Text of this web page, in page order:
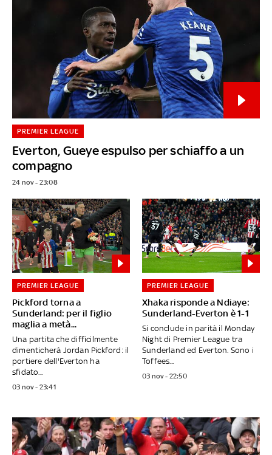
Everton, Gueye espulso per schiaffo a un
compagno
PREMIER LEAGUE
24 nov - 23:08
Pickford torna a
Sunderland: per il figlio
maglia a metà...
PREMIER LEAGUE
Una partita che difficilmente
dimenticherà Jordan Pickford: il
portiere dell'Everton ha
sfidato...
03 nov - 23:41
Xhaka risponde a Ndiaye:
Sunderland-Everton è 1-1
PREMIER LEAGUE
Si conclude in parità il Monday
Night di Premier League tra
Sunderland ed Everton. Sono i
Toffees...
03 nov - 22:50